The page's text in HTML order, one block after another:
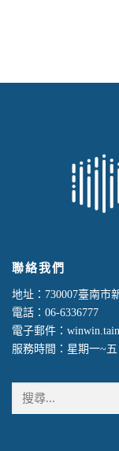
聯絡我們
地址：730007臺南市
電話：06-6336777
電子郵件：
服務時間：星期一~五